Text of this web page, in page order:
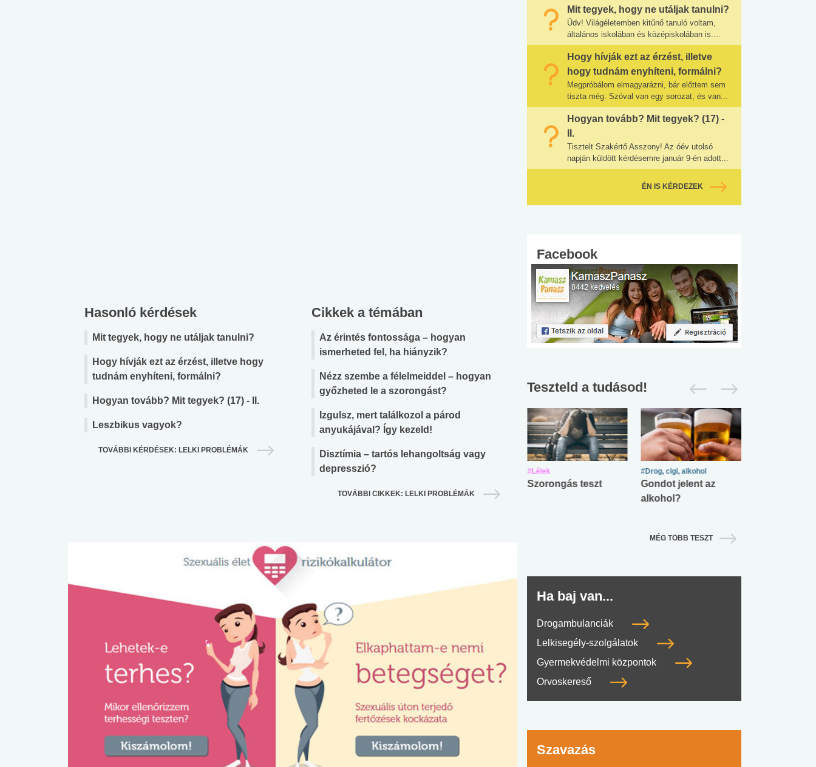
Hasonló kérdések
Mit tegyek, hogy ne utáljak tanulni?
Hogy hívják ezt az érzést, illetve hogy
tudnám enyhíteni, formálni?
Hogyan tovább? Mit tegyek? (17) - II.
Leszbikus vagyok?
TOVÁBBI KÉRDÉSEK: LELKI PROBLÉMÁK
Cikkek a témában
Az érintés fontossága – hogyan
ismerheted fel, ha hiányzik?
Nézz szembe a félelmeiddel – hogyan
győzheted le a szorongást?
Izgulsz, mert találkozol a párod
anyukájával? Így kezeld!
Disztímia – tartós lehangoltság vagy
depresszió?
TOVÁBBI CIKKEK: LELKI PROBLÉMÁK
Mit tegyek, hogy ne utáljak tanulni?
Üdv! Világéletemben kitűnő tanuló voltam,
általános iskolában és középiskolában is....
Hogy hívják ezt az érzést, illetve
hogy tudnám enyhíteni, formálni?
Megpróbálom elmagyarázni, bár előttem sem
tiszta még. Szóval van egy sorozat, és van...
Hogyan tovább? Mit tegyek? (17) -
II.
Tisztelt Szakértő Asszony! Az óév utolsó
napján küldött kérdésemre január 9-én adott...
ÉN IS KÉRDEZEK
Facebook
Teszteld a tudásod!
#Suli, munka
nyelvvizsga teszt -
teszt
#Lélek
Szorongás teszt
#Drog, cigi, alkohol
Gondot jelent az
alkohol?
MÉG TÖBB TESZT
Ha baj van...
Drogambulanciák
Lelkisegély-szolgálatok
Gyermekvédelmi központok
Orvoskereső
Szavazás